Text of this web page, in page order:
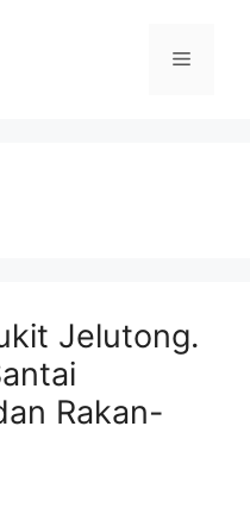
Menu
Jelutong.
Rakan-